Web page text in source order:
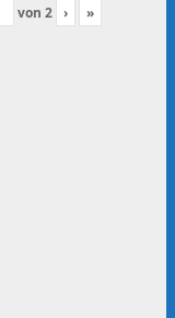
von 2 › »